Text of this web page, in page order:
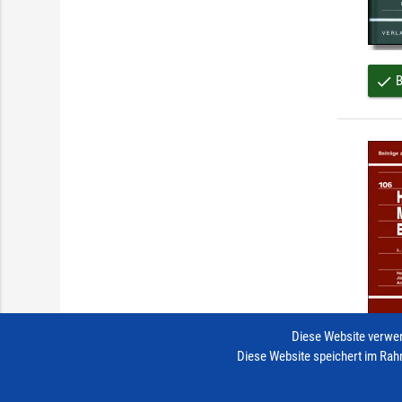
done
done
Diese Website
Diese Website speichert im